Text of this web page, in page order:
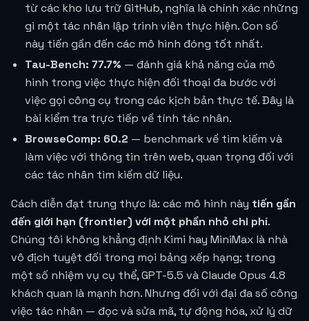
từ các kho lưu trữ GitHub, nghĩa là chính xác những
gì một tác nhân lập trình viên thực hiện. Con số
này tiến gần đến các mô hình đóng tốt nhất.
Tau-Bench: 77.7% — đánh giá khả năng của mô
hình trong việc thực hiện đối thoại đa bước với
việc gọi công cụ trong các kịch bản thực tế. Đây là
bài kiểm tra trực tiếp về tính tác nhân.
BrowseComp: 60.2 — benchmark về tìm kiếm và
làm việc với thông tin trên web, quan trọng đối với
các tác nhân tìm kiếm dữ liệu.
Cách diễn đạt trung thực là: các mô hình này tiến gần
đến giới hạn (frontier) với một phần nhỏ chi phí.
Chúng tôi không khẳng định Kimi hay MiniMax là nhà
vô địch tuyệt đối trong mọi bảng xếp hạng; trong
một số nhiệm vụ cụ thể, GPT-5.5 và Claude Opus 4.8
khách quan là mạnh hơn. Nhưng đối với đại đa số công
việc tác nhân — đọc và sửa mã, tự động hóa, xử lý dữ